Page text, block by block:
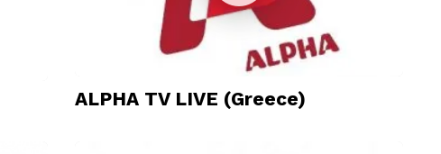
ALPHA TV LIVE (Greece)